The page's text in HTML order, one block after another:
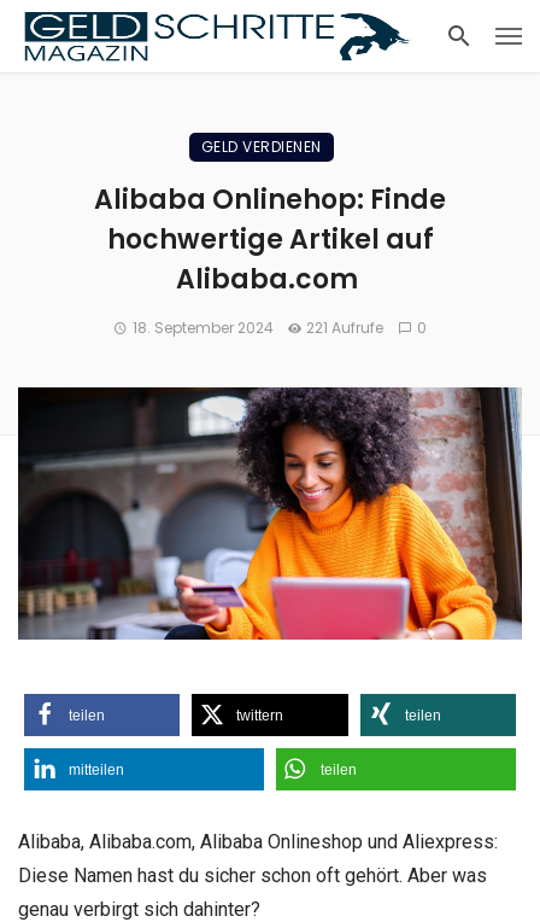
GELD VERDIENEN
Alibaba Onlinehop: Finde
hochwertige Artikel auf
Alibaba.com
18. September 2024 221 Aufrufe 0
teilen twittern teilen
mitteilen teilen
Alibaba, Alibaba.com, Alibaba Onlineshop und Aliexpress:
Diese Namen hast du sicher schon oft gehört. Aber was
genau verbirgt sich dahinter?